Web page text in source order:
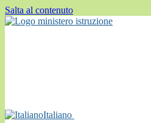
Salta al contenuto
Italiano